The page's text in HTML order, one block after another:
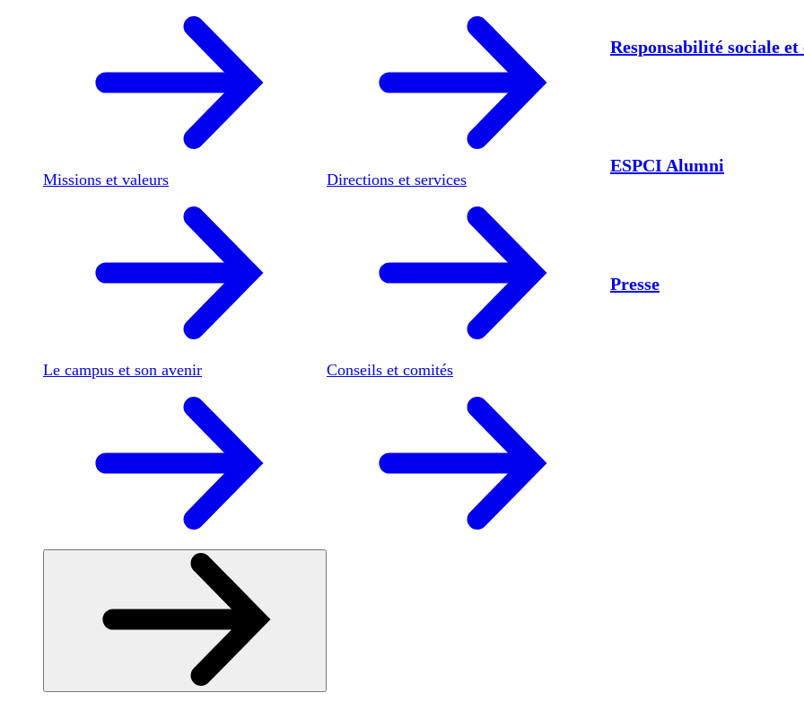
Missions et valeurs
Le campus et son avenir
Directions et services
Conseils et comités
Responsabilité sociale
ESPCI Alumni
Presse